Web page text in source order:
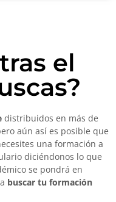
el
distribuidos en más de
aún así es posible que
una formación a
diciéndonos lo que
se pondrá en
buscar tu formación